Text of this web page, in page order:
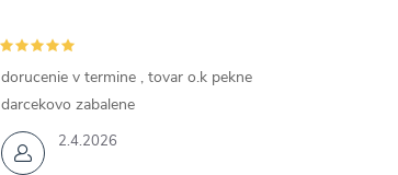
2.4.2026
dorucenie v termine , tovar o.k pekne
darcekovo zabalene